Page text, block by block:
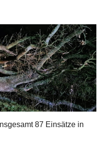
87 Einsätze in